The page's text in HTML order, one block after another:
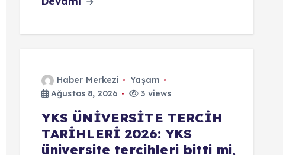
Haber Merkezi
Yaşam
Ağustos 8, 2026
3 views
YKS ÜNİVERSİTE TERCİH
TARİHLERİ 2026: YKS
üniversite tercihleri bitti mi,